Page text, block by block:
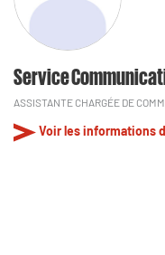
Service
ASSISTANTE CHARGÉE DE
Voir les informations